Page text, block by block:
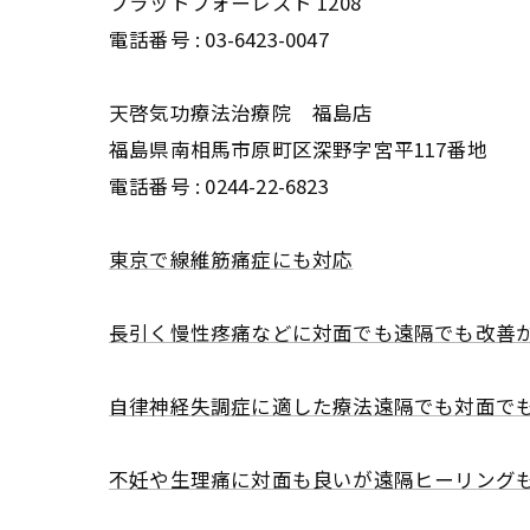
電話番号 : 03-6423-0047
天啓気功療法治療院 福島店
福島県南相馬市原町区深野字宮平117番地
電話番号 : 0244-22-6823
東京で線維筋痛症にも対応
長引く慢性疼痛などに対面でも遠隔でも改善
自律神経失調症に適した療法遠隔でも対面で
不妊や生理痛に対面も良いが遠隔ヒーリング